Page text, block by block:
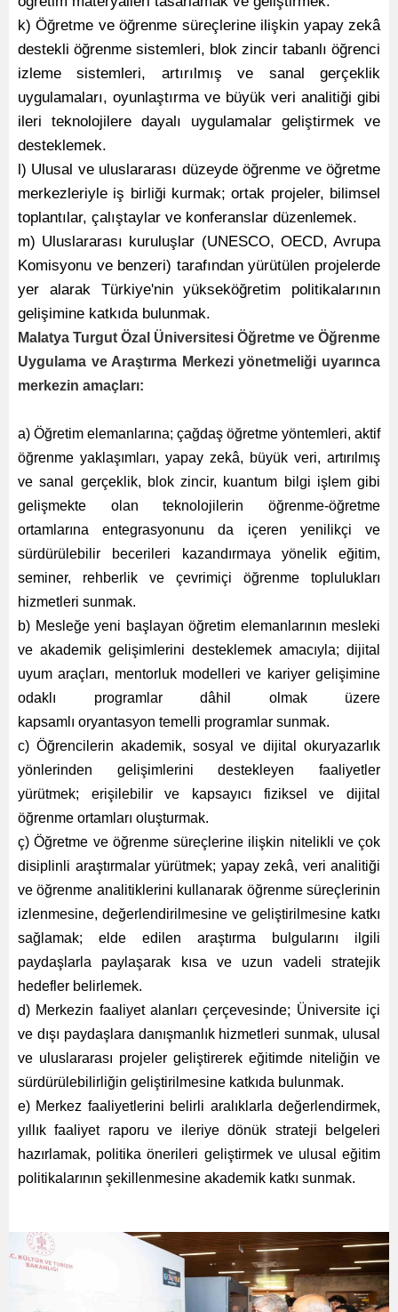
k) Öğretme ve öğrenme süreçlerine ilişkin yapay zekâ
destekli öğrenme sistemleri, blok zincir tabanlı öğrenci
izleme sistemleri, artırılmış ve sanal gerçeklik
uygulamaları, oyunlaştırma ve büyük veri analitiği gibi
ileri teknolojilere dayalı uygulamalar geliştirmek ve
desteklemek.
l) Ulusal ve uluslararası düzeyde öğrenme ve öğretme
merkezleriyle iş birliği kurmak; ortak projeler, bilimsel
toplantılar, çalıştaylar ve konferanslar düzenlemek.
m) Uluslararası kuruluşlar (UNESCO, OECD, Avrupa
Komisyonu ve benzeri) tarafından yürütülen projelerde
yer alarak Türkiye'nin yükseköğretim politikalarının
gelişimine katkıda bulunmak.
Malatya Turgut Özal Üniversitesi Öğretme ve Öğrenme
Uygulama ve Araştırma Merkezi yönetmeliği uyarınca
merkezin amaçları:
a) Öğretim elemanlarına; çağdaş öğretme yöntemleri, aktif
öğrenme yaklaşımları, yapay zekâ, büyük veri, artırılmış
ve sanal gerçeklik, blok zincir, kuantum bilgi işlem gibi
gelişmekte olan teknolojilerin öğrenme-öğretme
ortamlarına entegrasyonunu da içeren yenilikçi ve
sürdürülebilir becerileri kazandırmaya yönelik eğitim,
seminer, rehberlik ve çevrimiçi öğrenme toplulukları
hizmetleri sunmak.
b) Mesleğe yeni başlayan öğretim elemanlarının mesleki
ve akademik gelişimlerini desteklemek amacıyla; dijital
uyum araçları, mentorluk modelleri ve kariyer gelişimine
odaklı programlar dâhil olmak üzere
kapsamlı oryantasyon temelli programlar sunmak.
c) Öğrencilerin akademik, sosyal ve dijital okuryazarlık
yönlerinden gelişimlerini destekleyen faaliyetler
yürütmek; erişilebilir ve kapsayıcı fiziksel ve dijital
öğrenme ortamları oluşturmak.
ç) Öğretme ve öğrenme süreçlerine ilişkin nitelikli ve çok
disiplinli araştırmalar yürütmek; yapay zekâ, veri analitiği
ve öğrenme analitiklerini kullanarak öğrenme süreçlerinin
izlenmesine, değerlendirilmesine ve geliştirilmesine katkı
sağlamak; elde edilen araştırma bulgularını ilgili
paydaşlarla paylaşarak kısa ve uzun vadeli stratejik
hedefler belirlemek.
d) Merkezin faaliyet alanları çerçevesinde; Üniversite içi
ve dışı paydaşlara danışmanlık hizmetleri sunmak, ulusal
ve uluslararası projeler geliştirerek eğitimde niteliğin ve
sürdürülebilirliğin geliştirilmesine katkıda bulunmak.
e) Merkez faaliyetlerini belirli aralıklarla değerlendirmek,
yıllık faaliyet raporu ve ileriye dönük strateji belgeleri
hazırlamak, politika önerileri geliştirmek ve ulusal eğitim
politikalarının şekillenmesine akademik katkı sunmak.